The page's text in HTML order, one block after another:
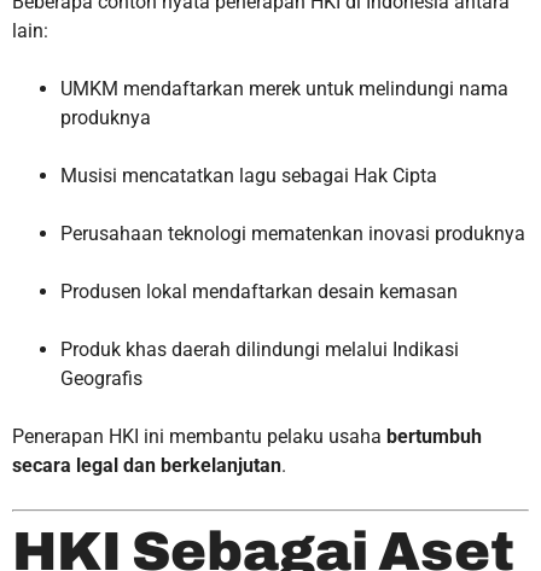
lain:
UMKM mendaftarkan merek untuk melindungi nama
produknya
Musisi mencatatkan lagu sebagai Hak Cipta
Perusahaan teknologi mematenkan inovasi produknya
Produsen lokal mendaftarkan desain kemasan
Produk khas daerah dilindungi melalui Indikasi
Geografis
Penerapan HKI ini membantu pelaku usaha bertumbuh
secara legal dan berkelanjutan.
HKI Sebagai Aset